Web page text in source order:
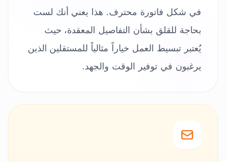
في شكل فاتورة محترف. هذا يعني أنك لست
بحاجة للقلق بشأن التفاصيل المعقدة، حيث
يُعتبر تبسيط العمل خياراً مثالياً للمستقلين الذين
يرغبون في توفير الوقت والجهد.